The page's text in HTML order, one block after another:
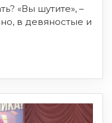
«Вы шутите», –
в девяностые и